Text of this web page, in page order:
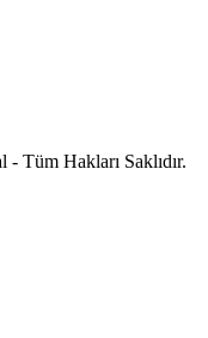
Tüm Hakları Saklıdır.